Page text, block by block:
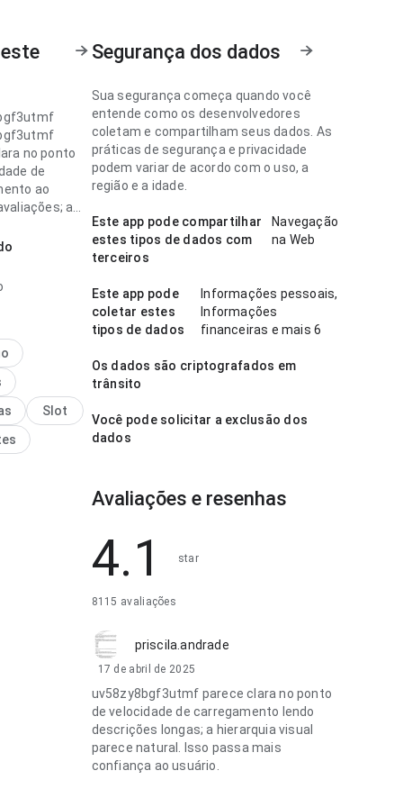
no ponto
de
ao
a
do
causa
melhor
planejada
velocidade
em
o
é fácil de
Esse cuidado
Slot
Segurança dos dados
Sua segurança começa quando você
entende como os desenvolvedores
coletam e compartilham seus dados. As
práticas de segurança e privacidade
podem variar de acordo com o uso, a
região e a idade.
Este app pode compartilhar
estes tipos de dados com
terceiros
Navegação
na Web
Este app pode
coletar estes
tipos de dados
Informações pessoais,
Informações
financeiras e mais 6
Os dados são criptografados em
trânsito
Você pode solicitar a exclusão dos
dados
Avaliações e resenhas
4.1 star
8115 avaliações
priscila.andrade
17 de abril de 2025
uv58zy8bgf3utmf parece clara no ponto
de velocidade de carregamento lendo
descrições longas; a hierarquia visual
parece natural. Isso passa mais
confiança ao usuário.